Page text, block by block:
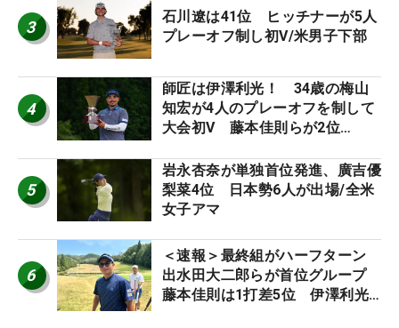
3
石川遼は41位 ヒッチナーが5人
プレーオフ制し初V/米男子下部
4
師匠は伊澤利光！ 34歳の梅山
知宏が4人のプレーオフを制して
大会初V 藤本佳則らが2位
5
岩永杏奈が単独首位発進、廣吉優
梨菜4位 日本勢6人が出場/全米
女子アマ
6
＜速報＞最終組がハーフターン
出水田大二郎らが首位グループ
藤本佳則は1打差5位 伊澤利光